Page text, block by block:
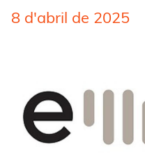
8 d'abril de 2025